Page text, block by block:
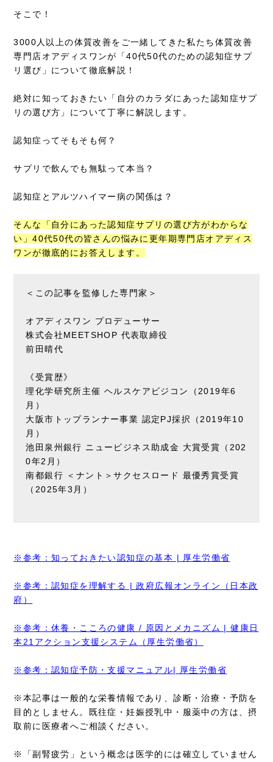
そこで！
3000人以上の体質改善をご一緒してきた私たち体質改善
専門店オアディスワンが「40代50代のための認知症サプ
リ選び」について徹底解説！
絶対に知っておきたい「自分のカラダにあった認知症サプ
リの選び方」について丁寧に解説します。
認知症ってそもそも何？
サプリで飲んでも無駄って本当？
認知症とアルツハイマー病の関係は？
そんな「自分にあった認知症サプリの選び方がわからな
い」40代50代の皆さんの悩みに更年期専門店オアディス
ワンが徹底的にお答えします。
＜この記事を監修した専門家＞
オアディスワン プロデューサー
株式会社MEETSHOP 代表取締役
前田晴代
《受賞歴》
理化学研究所主催 ヘルスケアビジコン（2019年6
月）
大阪市トップランナー事業 認定PJ採択（2019年10
月）
池田泉州銀行 ニュービジネス助成金 大賞受賞（202
0年2月）
南都銀行 ＜ナント＞サクセスロード 最優秀賞受賞
（2025年3月）
※参考：知っておきたい認知症の基本 | 厚生労働省
※参考：認知症を理解する | 政府広報オンライン（日本政
府）
※参考：休養・こころの健康 / 原因とメカニズム | 健康日
本21アクション支援システム（厚生労働省）
※参考：認知症予防・支援マニュアル| 厚生労働省
※本記事は一般的な栄養情報であり、診断・治療・予防を
目的としません。既往症・妊娠授乳中・服薬中の方は、摂
取前に医療者へご相談ください。
※「副腎疲労」という概念は医学的には確立していません